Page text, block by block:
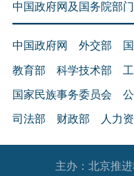
中国政府网及国务院部
中国政府网 外交部
教育部 科学技术部
国家民族事务委员会
司法部 财政部 人力
生态环境部 住房和城
农业农村部 商务部
主办：北京推